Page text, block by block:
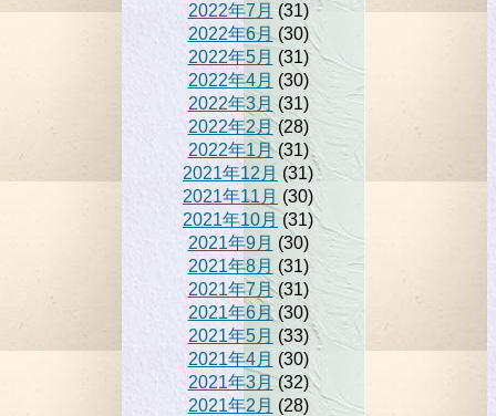
2022年7月(31)
2022年6月(30)
2022年5月 (31)
2022年4月 (30)
2022年3月 (31)
2022年2月(28)
2022年1月(31)
2021年12月 (31)
2021年11月 (30)
2021年10月 (31)
2021年9月 (30)
2021年8月 (31)
2021年7月(31)
2021年6月(30)
2021年5月 (33)
2021年4月 (30)
2021年3月(32)
2021年2月 (28)